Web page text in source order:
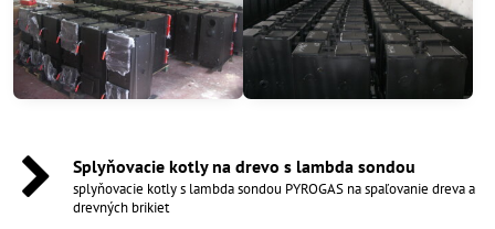
Splyňovacie kotly na drevo s lambda sondou
splyňovacie kotly s lambda sondou PYROGAS na spaľovanie dreva a
drevných brikiet